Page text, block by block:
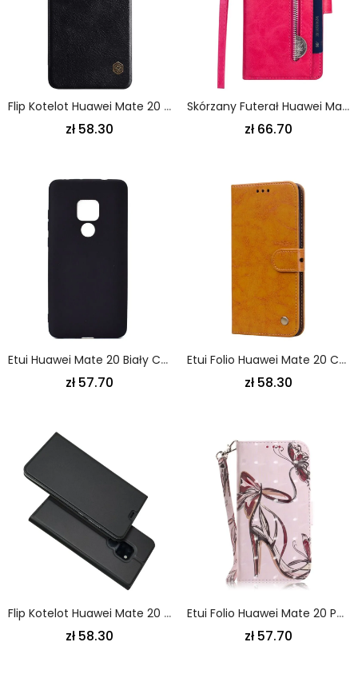
Flip Kotelot Huawei Mate 20 Brązowy Seria Nillkin Qin
zł 58.30
Skórzany Futerał Huawei Mate 20 Etui Na Telefon Portmonetka Na Monety Z Paskiem
zł 66.70
Etui Huawei Mate 20 Biały Czarny Miękki Mat Etui Ochronne
zł 57.70
Etui Folio Huawei Mate 20 Czarny Wosk Olejny. Księcia. Vintage
zł 58.30
Flip Kotelot Huawei Mate 20 Różowe Złoto Granatowy Etui Na Telefon Seria Pierwszej Klasy
zł 58.30
Etui Folio Huawei Mate 20 Pompka Taśmowa
zł 57.70